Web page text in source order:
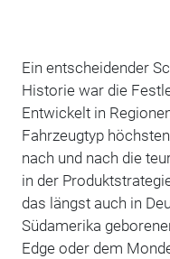
Ein entscheidender
Historie war die
Entwickelt in
Fahrzeugtyp
nach und nach die
in der
das längst auch in
Südamerika
Edge oder dem